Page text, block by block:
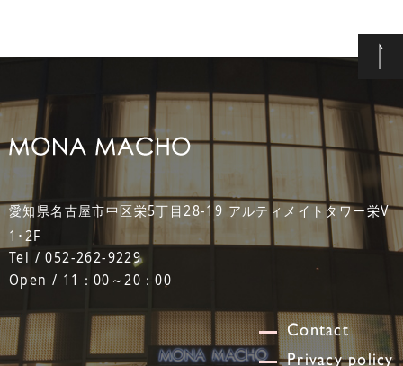
愛知県名古屋市中区栄5丁目28-19 アルティメイトタワー栄V
1･2F
Tel / 052-262-9229
Open / 11：00～20：00
Contact
Privacy policy